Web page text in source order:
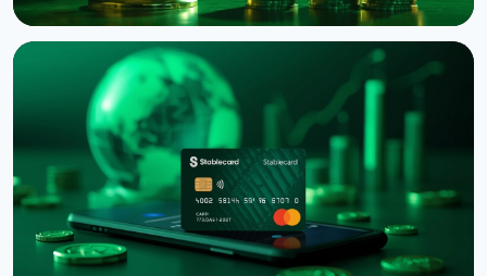
Binance подала до суду на RedotPay через
переманювання 470 000 користувачів
6 серпня 2026 р.4 хв читання